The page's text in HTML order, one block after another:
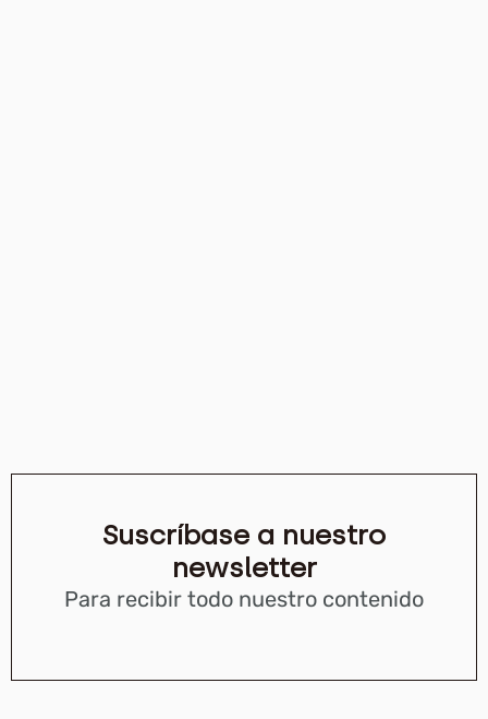
Suscríbase a nuestro
newsletter
Para recibir todo nuestro contenido